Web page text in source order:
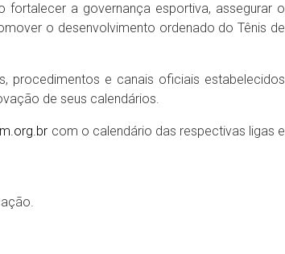
a governança esportiva, assegurar o
o desenvolvimento ordenado do Tênis de
procedimentos e canais oficiais estabelecidos
de seus calendários.
com o calendário das respectivas ligas e